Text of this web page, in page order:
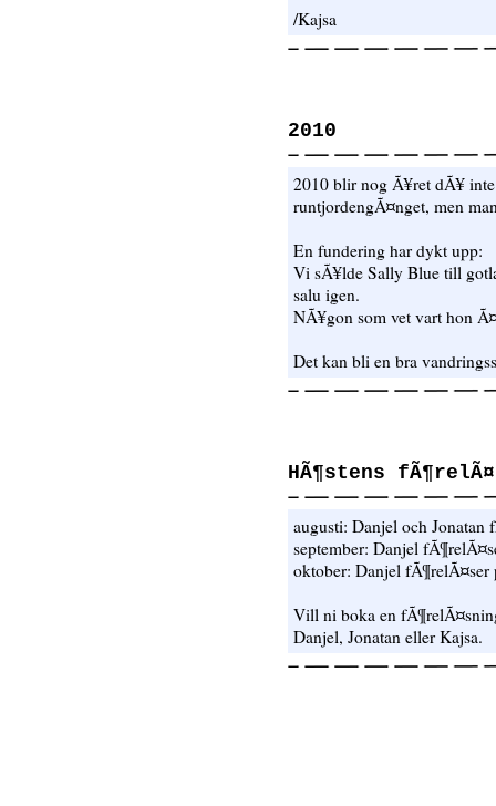
/Kajsa
2010
2010 blir nog Ã¥ret dÃ¥
runtjordengÃ¤nget, men
En fundering har dykt upp:
Vi sÃ¥lde Sally Blue till
salu igen.
NÃ¥gon som vet vart hon
Det kan bli en bra
HÃ¶stens
augusti: Danjel och
september: Danjel
oktober: Danjel
Vill ni boka en
Danjel, Jonatan eller Kajsa.